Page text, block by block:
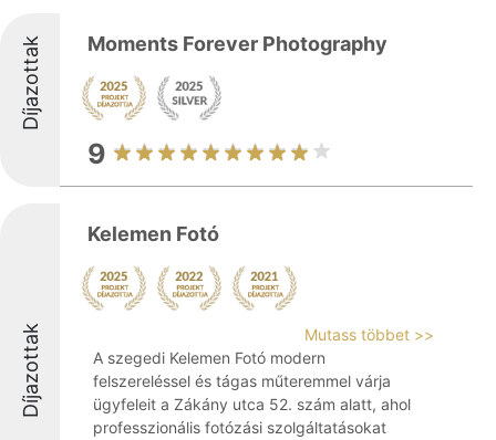
Díjazottak Moments Forever Photography
9
Díjazottak
Kelemen Fotó
Mutass többet >>
A szegedi Kelemen Fotó modern
felszereléssel és tágas műteremmel várja
ügyfeleit a Zákány utca 52. szám alatt, ahol
professzionális fotózási szolgáltatásokat